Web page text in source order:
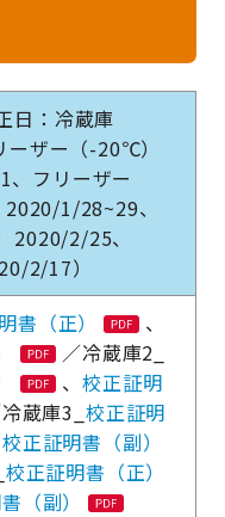
日：冷蔵庫
ーザー（-20℃）
、フリーザー
1/28~29、
2020/2/25、
2/17）
書（正）
、
／冷蔵庫2_
、校正証明
蔵庫3_ 校正証明
校正証明書（副）
校正証明書（正）
（副）